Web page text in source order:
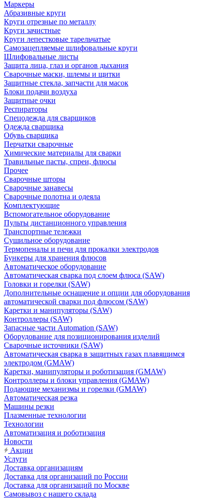
Маркеры
Абразивные круги
Круги отрезные по металлу
Круги зачистные
Круги лепестковые тарельчатые
Самозацепляемые шлифовальные круги
Шлифовальные листы
Защита лица, глаз и органов дыхания
Сварочные маски, шлемы и щитки
Защитные стекла, запчасти для масок
Блоки подачи воздуха
Защитные очки
Респираторы
Спецодежда для сварщиков
Одежда сварщика
Обувь сварщика
Перчатки сварочные
Химические материалы для сварки
Травильные пасты, спреи, флюсы
Прочее
Сварочные шторы
Сварочные занавесы
Сварочные полотна и одеяла
Комплектующие
Вспомогательное оборудование
Пульты дистанционного управления
Транспортные тележки
Сушильное оборудование
Термопеналы и печи для прокалки электродов
Бункеры для хранения флюсов
Автоматическое оборудование
Автоматическая сварка под слоем флюса (SAW)
Головки и горелки (SAW)
Дополнительные оснащение и опции для оборудования
автоматической сварки под флюсом (SAW)
Каретки и манипуляторы (SAW)
Контроллеры (SAW)
Запасные части Automation (SAW)
Оборудование для позиционирования изделий
Сварочные источники (SAW)
Автоматическая сварка в защитных газах плавящимся
электродом (GMAW)
Каретки, манипуляторы и роботизация (GMAW)
Контроллеры и блоки управления (GMAW)
Подающие механизмы и горелки (GMAW)
Автоматическая резка
Машины резки
Плазменные технологии
Технологии
Автоматизация и роботизация
Новости
Акции
Услуги
Доставка организациям
Доставка для организаций по России
Доставка для организаций по Москве
Самовывоз с нашего склада